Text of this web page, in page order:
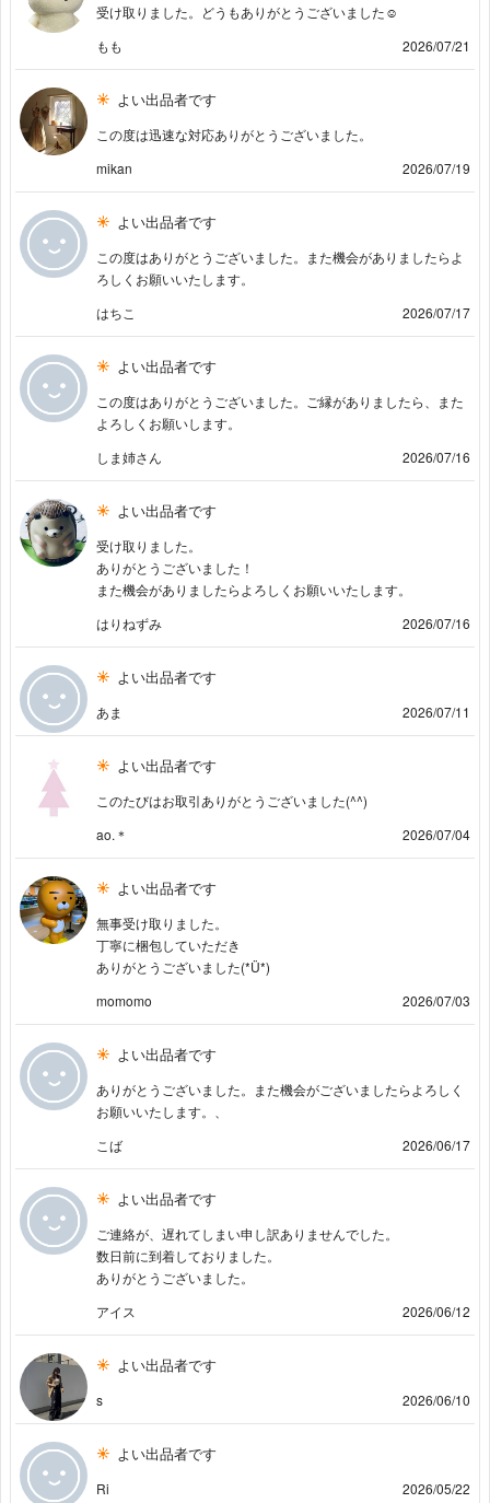
受け取りました。どうもありがとうございました☺︎
もも
2026/07/21
よい出品者です
この度は迅速な対応ありがとうございました。
mikan
2026/07/19
よい出品者です
この度はありがとうございました。また機会がありましたらよ
ろしくお願いいたします。
はちこ
2026/07/17
よい出品者です
この度はありがとうございました。ご縁がありましたら、また
よろしくお願いします。
しま姉さん
2026/07/16
よい出品者です
受け取りました。
ありがとうございました！
また機会がありましたらよろしくお願いいたします。
はりねずみ
2026/07/16
よい出品者です
あま 2026/07/11
よい出品者です
このたびはお取引ありがとうございました(^^)
ao.＊
2026/07/04
よい出品者です
無事受け取りました。
丁寧に梱包していただき
ありがとうございました(*Ü*)
momomo
2026/07/03
よい出品者です
ありがとうございました。また機会がございましたらよろしく
お願いいたします。、
こば
2026/06/17
よい出品者です
ご連絡が、遅れてしまい申し訳ありませんでした。
数日前に到着しておりました。
ありがとうございました。
アイス
2026/06/12
よい出品者です
s 2026/06/10
よい出品者です
Ri 2026/05/22